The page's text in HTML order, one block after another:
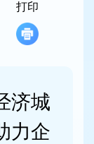
打印
济城
力企